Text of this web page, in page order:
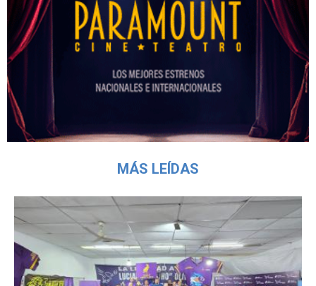
MÁS LEÍDAS